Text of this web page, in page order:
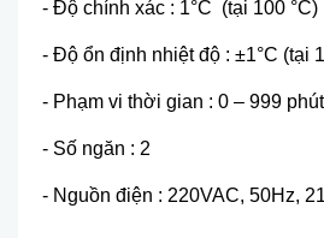
- Độ chính xác : 1°C (tại 100 °C)
- Độ ổn định nhiệt độ : ±1°C (tại
- Phạm vi thời gian : 0 – 999 phút
- Số ngăn : 2
- Nguồn điện : 220VAC, 50Hz,